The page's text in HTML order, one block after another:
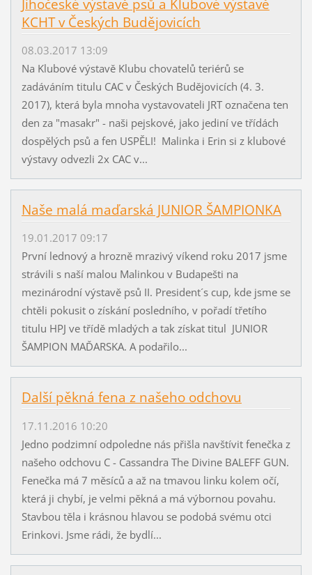
Jihočeské výstavě psů a Klubové výstavě
KCHT v Českých Budějovicích
08.03.2017 13:09
Na Klubové výstavě Klubu chovatelů teriérů se
zadáváním titulu CAC v Českých Budějovicích (4. 3.
2017), která byla mnoha vystavovateli JRT označena ten
den za "masakr" - naši pejskové, jako jediní ve třídách
dospělých psů a fen USPĚLI! Malinka i Erin si z klubové
výstavy odvezli 2x CAC v...
Naše malá maďarská JUNIOR ŠAMPIONKA
19.01.2017 09:17
První lednový a hrozně mrazivý víkend roku 2017 jsme
strávili s naší malou Malinkou v Budapešti na
mezinárodní výstavě psů II. President´s cup, kde jsme se
chtěli pokusit o získání posledního, v pořadí třetího
titulu HPJ ve třídě mladých a tak získat titul JUNIOR
ŠAMPION MAĎARSKA. A podařilo...
Další pěkná fena z našeho odchovu
17.11.2016 10:20
Jedno podzimní odpoledne nás přišla navštívit fenečka z
našeho odchovu C - Cassandra The Divine BALEFF GUN.
Fenečka má 7 měsíců a až na tmavou linku kolem očí,
která ji chybí, je velmi pěkná a má výbornou povahu.
Stavbou těla i krásnou hlavou se podobá svému otci
Erinkovi. Jsme rádi, že bydlí...